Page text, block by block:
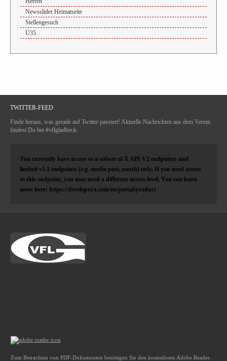
Newsslider Heimatseite
Stellengesuch
Ü35
TWITTER-FEED
Finde heraus, was gerade auf Twitter passiert! Aktuelle Nachrichten aus dem Verein
findest Du bei #vflgladbeck:
You currently have access to a subset of X API V2 endpoints and
limited v1.1 endpoints (e.g. media post, oauth) only. If you need access
to this endpoint, you may need a different access level. You can learn
more here: https://developer.x.com/en/portal/product
Zum Betrachten von PDF-Dokumenten benötigen Sie den kostenlosen Adobe Reader.